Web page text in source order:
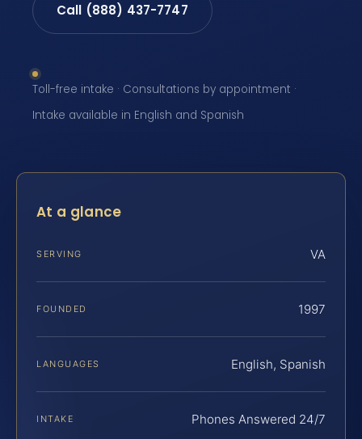
Call (888) 437-7747
Toll-free intake · Consultations by appointment ·
Intake available in English and Spanish
At a glance
SERVING VA
FOUNDED 1997
LANGUAGES English, Spanish
INTAKE Phones Answered 24/7